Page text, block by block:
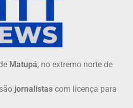
Matupá, no extremo norte de
são jornalistas com licença para